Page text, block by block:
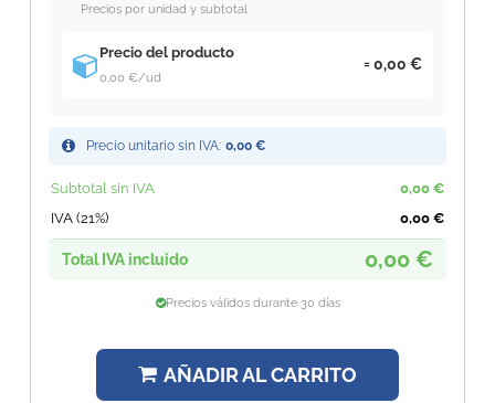
Precios por unidad y subtotal
Precio del producto
0,00 €/ud
0,00 €
Precio unitario sin IVA: 0,00 €
Subtotal sin IVA
0,00 €
IVA (21%)
0,00 €
Total IVA incluido 0,00 €
Precios válidos durante 30 días
AÑADIR AL CARRITO